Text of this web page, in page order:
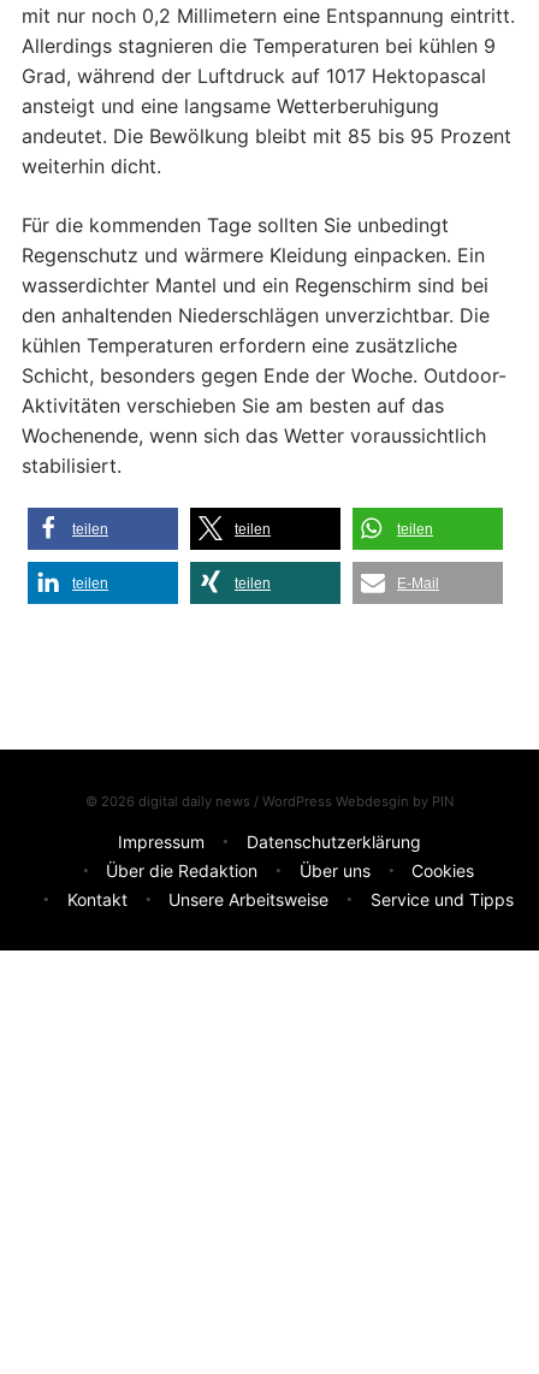
mit nur noch 0,2 Millimetern eine Entspannung eintritt.
Allerdings stagnieren die Temperaturen bei kühlen 9
Grad, während der Luftdruck auf 1017 Hektopascal
ansteigt und eine langsame Wetterberuhigung
andeutet. Die Bewölkung bleibt mit 85 bis 95 Prozent
weiterhin dicht.
Für die kommenden Tage sollten Sie unbedingt
Regenschutz und wärmere Kleidung einpacken. Ein
wasserdichter Mantel und ein Regenschirm sind bei
den anhaltenden Niederschlägen unverzichtbar. Die
kühlen Temperaturen erfordern eine zusätzliche
Schicht, besonders gegen Ende der Woche. Outdoor-
Aktivitäten verschieben Sie am besten auf das
Wochenende, wenn sich das Wetter voraussichtlich
stabilisiert.
teilen teilen teilen
teilen teilen E-Mail
© 2026 digital daily news / WordPress Webdesgin by PIN
Impressum
Datenschutzerklärung
Über die Redaktion
Über uns
Cookies
Kontakt
Unsere Arbeitsweise Service und Tipps